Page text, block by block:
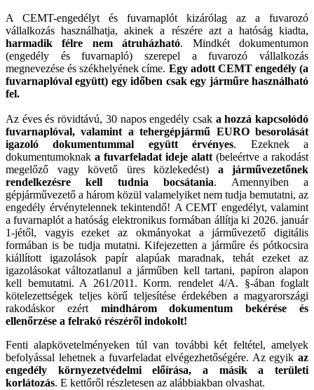
A CEMT-engedélyt és fuvarnaplót kizárólag az a fuvarozó
vállalkozás használhatja, akinek a részére azt a hatóság kiadta,
harmadik félre nem átruházható. Mindkét dokumentumon
(engedély és fuvarnapló) szerepel a fuvarozó vállalkozás
megnevezése és székhelyének címe. Egy adott CEMT engedély (a
fuvarnaplóval együtt) egy időben csak egy járműre használható
fel.
Az éves és rövidtávú, 30 napos engedély csak a hozzá kapcsolódó
fuvarnaplóval, valamint a tehergépjármű EURO besorolását
igazoló dokumentummal együtt érvényes. Ezeknek a
dokumentumoknak a fuvarfeladat ideje alatt (beleértve a rakodást
megelőző vagy követő üres közlekedést) a járművezetőnek
rendelkezésre kell tudnia bocsátania. Amennyiben a
gépjárművezető a három közül valamelyiket nem tudja bemutatni, az
engedély érvénytelennek tekintendő! A CEMT engedélyt, valamint
a fuvarnaplót a hatóság elektronikus formában állítja ki 2026. január
1-jétől, vagyis ezeket az okmányokat a járművezető digitális
formában is be tudja mutatni. Kifejezetten a járműre és pótkocsira
kiállított igazolások papír alapúak maradnak, tehát ezeket az
igazolásokat változatlanul a járműben kell tartani, papíron alapon
kell bemutatni. A 261/2011. Korm. rendelet 4/A. §-ában foglalt
kötelezettségek teljes körű teljesítése érdekében a magyarországi
rakodáskor ezért mindhárom dokumentum bekérése és
ellenőrzése a felrakó részéről indokolt!
Fenti alapkövetelményeken túl van további két feltétel, amelyek
befolyással lehetnek a fuvarfeladat elvégezhetőségére. Az egyik az
engedély környezetvédelmi előírása, a másik a területi
korlátozás. E kettőről részletesen az alábbiakban olvashat.